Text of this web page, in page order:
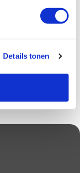
Details tonen
van
van